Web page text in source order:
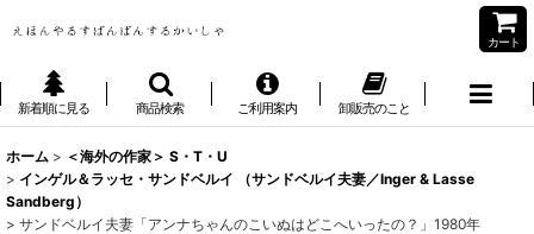
カート
新着順に見る 商品検索 ご利用案内 卸販売のこと
ホーム > ＜海外の作家＞ S・T・U
> インゲル＆ラッセ・サンドベルイ （サンドベルイ夫妻／Inger & Lasse
Sandberg）
> サンドベルイ夫妻「アンナちゃんのこいぬはどこへいったの？」1980年